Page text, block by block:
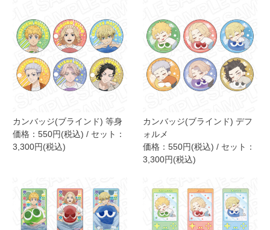
カンバッジ(ブラインド) 等身
価格：550円(税込) / セット：
3,300円(税込)
カンバッジ(ブラインド) デフ
ォルメ
価格：550円(税込) / セット：
3,300円(税込)